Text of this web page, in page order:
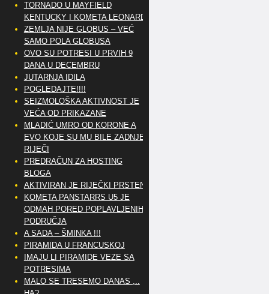
TORNADO U MAYFIELD
KENTUCKY I KOMETA LEONARD
ZEMLJA NIJE GLOBUS – VEĆ
SAMO POLA GLOBUSA
OVO SU POTRESI U PRVIH 9
DANA U DECEMBRU
JUTARNJA IDILA
POGLEDAJTE!!!!
SEIZMOLOŠKA AKTIVNOST JE
VEĆA OD PRIKAZANE
MLADIĆ UMRO OD KORONE A
EVO KOJE SU MU BILE ZADNJE
RIJEČI
PREDRAČUN ZA HOSTING
BLOGA
AKTIVIRAN JE RIJEČKI PRSTEN
KOMETA PANSTARRS U5 JE
ODMAH PORED POPLAVLJENIH
PODRUČJA
A SADA – ŠMINKA !!!
PIRAMIDA U FRANCUSKOJ
IMAJU LI PIRAMIDE VEZE SA
POTRESIMA
MALO SE TRESEMO DANAS ,..